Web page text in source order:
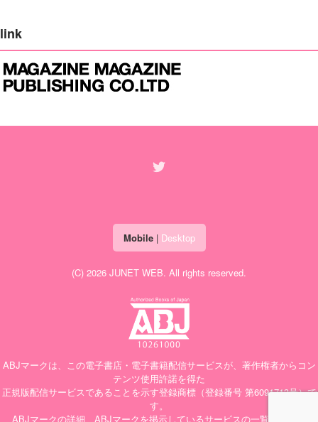
link
Mobile| Desktop
(C) 2026 JUNET WEB. All rights reserved.
ABJマークは、この電子書店・電子書籍配信サービスが、著作権者からコン
テンツ使用許諾を得た
正規版配信サービスであることを示す登録商標（登録番号 第6091713号）で
す。
ABJマークの詳細、ABJマークを掲示しているサービスの一覧はこちら